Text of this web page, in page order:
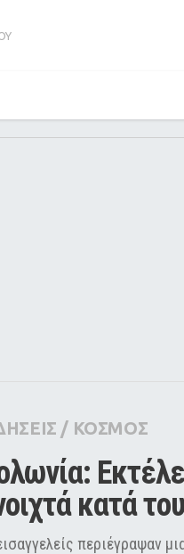
Culture
/ ΚΟΣΜΟΣ
κατά
περιέγραψαν